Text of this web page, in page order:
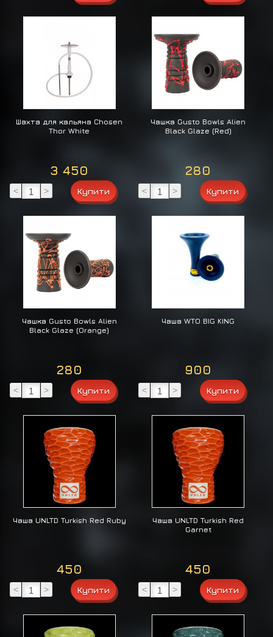
Шахта для кальяна Chosen
Thor White
3 450
< >
Чашка Gusto Bowls Alien
Black Glaze (Red)
280
< >
Чашка Gusto Bowls Alien
Black Glaze (Orange)
280
< >
Чаша WTO BIG KING
900
< >
Чаша UNLTD Turkish Red Ruby
450
< >
Чаша UNLTD Turkish Red
Garnet
450
< >